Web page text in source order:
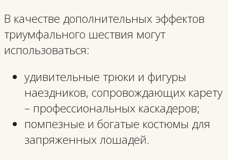
В качестве дополнительных эффектов
триумфального шествия могут
использоваться:
удивительные трюки и фигуры
наездников, сопровождающих карету
– профессиональных каскадеров;
помпезные и богатые костюмы для
запряженных лошадей.